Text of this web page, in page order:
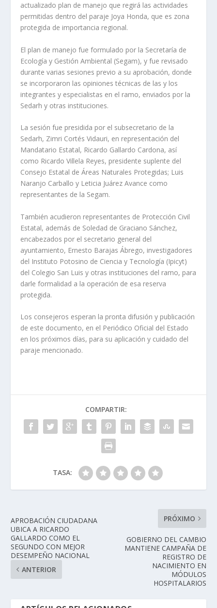
actualizado plan de manejo que regirá las actividades
permitidas dentro del paraje Joya Honda, que es zona
protegida de importancia regional.
El plan de manejo fue formulado por la Secretaría de
Ecología y Gestión Ambiental (Segam), y fue revisado
durante varias sesiones previo a su aprobación, donde
se incorporaron las opiniones técnicas de las y los
integrantes y especialistas en el ramo, enviados por la
Sedarh y otras instituciones.
La sesión fue presidida por el subsecretario de la
Sedarh, Zimri Cortés Vidauri, en representación del
Mandatario Estatal, Ricardo Gallardo Cardona, así
como Ricardo Villela Reyes, presidente suplente del
Consejo Estatal de Áreas Naturales Protegidas; Luis
Naranjo Carballo y Leticia Juárez Avance como
representantes de la Segam.
También acudieron representantes de Protección Civil
Estatal, además de Soledad de Graciano Sánchez,
encabezados por el secretario general del
ayuntamiento, Ernesto Barajas Ábrego, investigadores
del Instituto Potosino de Ciencia y Tecnología (Ipicyt)
del Colegio San Luis y otras instituciones del ramo, para
darle formalidad a la operación de esa reserva
protegida.
Los consejeros esperan la pronta difusión y publicación
de este documento, en el Periódico Oficial del Estado
en los próximos días, para su aplicación y cuidado del
paraje mencionado.
COMPARTIR:
TASA:
APROBACIÓN CIUDADANA
UBICA A RICARDO
GALLARDO COMO EL
SEGUNDO CON MEJOR
DESEMPEÑO NACIONAL
ANTERIOR
PRÓXIMO
GOBIERNO DEL CAMBIO
MANTIENE CAMPAÑA DE
REGISTRO DE
NACIMIENTO EN
MÓDULOS
HOSPITALARIOS